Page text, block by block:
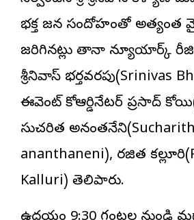
భక్త జన సందోహంతో అత్యంత
జరిగినట్లు తానా న్యూయార్క్
శ్రీనివాస్ భర్తవరపు(Srinivas
ఈవెంట్ కోఆర్డినేటర్ ప్రసాద్
సుచరిత
ananthaneni), రజిత
Kalluri) తెలిపారు.